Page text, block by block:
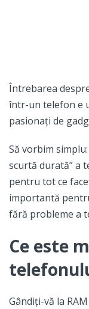
Întrebarea
într-un telefon e
pasionați de
Să vorbim
scurtă durată” a
pentru tot ce
importantă
fără probleme a
Ce este
Gândiți-vă la